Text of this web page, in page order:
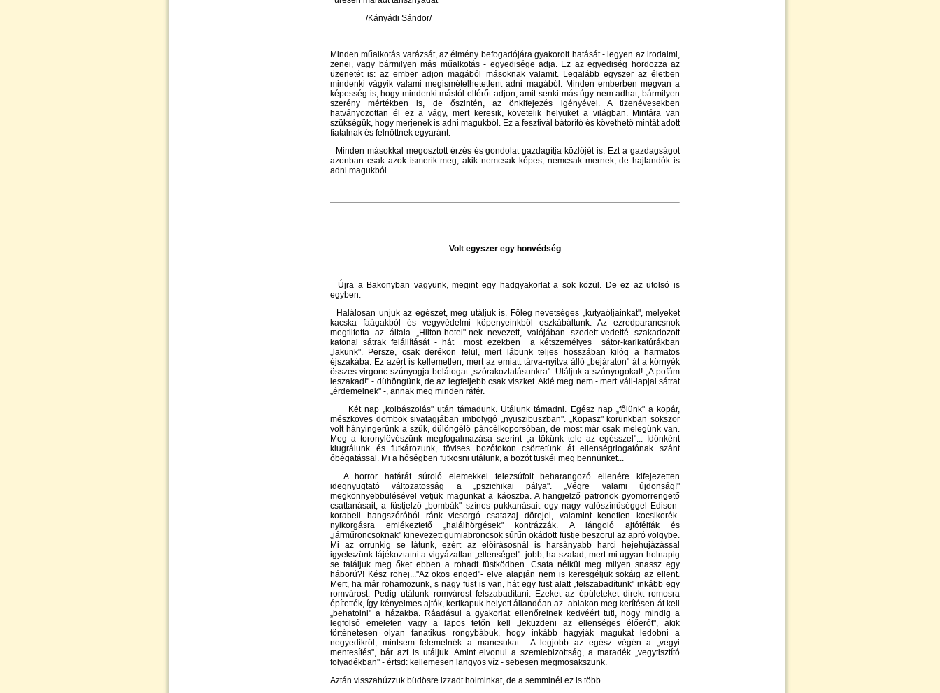
/Kányádi Sándor/
Minden műalkotás varázsát, az élmény befogadójára gyakorolt hatását - legyen az irodalmi,
zenei, vagy bármilyen más műalkotás - egyedisége adja. Ez az egyediség hordozza az
üzenetét is: az ember adjon magából másoknak valamit. Legalább egyszer az életben
mindenki vágyik valami megismételhetetlent adni magából. Minden emberben megvan a
képesség is, hogy mindenki mástól eltérőt adjon, amit senki más úgy nem adhat, bármilyen
szerény mértékben is, de őszintén, az önkifejezés igényével. A tizenévesekben
hatványozottan él ez a vágy, mert keresik, követelik helyüket a világban. Mintára van
szükségük, hogy merjenek is adni magukból. Ez a fesztivál bátorító és követhető mintát adott
fiatalnak és felnőttnek egyaránt.
Minden másokkal megosztott érzés és gondolat gazdagítja közlőjét is. Ezt a gazdagságot
azonban csak azok ismerik meg, akik nemcsak képes, nemcsak mernek, de hajlandók is
adni magukból.
Volt egyszer egy honvédség
Újra a Bakonyban vagyunk, megint egy hadgyakorlat a sok közül. De ez az utolsó is
egyben.
Halálosan unjuk az egészet, meg utáljuk is. Főleg nevetséges „kutyaóljainkat", melyeket
kacska faágakból és vegyvédelmi köpenyeinkből eszkábáltunk. Az ezredparancsnok
megtiltotta az általa „Hilton-hotel"-nek nevezett, valójában szedett-vedetté szakadozott
katonai sátrak felállítását - hát most ezekben a kétszemélyes sátor-karikatúrákban
„lakunk". Persze, csak derékon felül, mert lábunk teljes hosszában kilóg a harmatos
éjszakába. Ez azért is kellemetlen, mert az emiatt tárva-nyitva álló „bejáraton" át a környék
összes virgonc szúnyogja belátogat „szórakoztatásunkra". Utáljuk a szúnyogokat! „A pofám
leszakad!" - dühöngünk, de az legfeljebb csak viszket. Akié meg nem - mert váll-lapjai sátrat
„érdemelnek" -, annak meg minden ráfér.
Két nap „kolbászolás" után támadunk. Utálunk támadni. Egész nap „főlünk" a kopár,
mészköves dombok sivatagjában imbolygó „nyuszibuszban". „Kopasz" korunkban sokszor
volt hányingerünk a szűk, dülöngélő páncélkoporsóban, de most már csak melegünk van.
Meg a toronylövészünk megfogalmazása szerint „a tökünk tele az egésszel"... Időnként
kiugrálunk és futkározunk, tövises bozótokon csörtetünk át ellenségriogatónak szánt
óbégatással. Mi a hőségben futkosni utálunk, a bozót tüskéi meg bennünket...
A horror határát súroló elemekkel telezsúfolt beharangozó ellenére kifejezetten
idegnyugtató változatosság a „pszichikai pálya". „Végre valami újdonság!"
megkönnyebbülésével vetjük magunkat a káoszba. A hangjelző patronok gyomorrengető
csattanásait, a füstjelző „bombák" színes pukkanásait egy nagy valószínűséggel Edison-
korabeli hangszóróból ránk vicsorgó csatazaj dörejei, valamint kenetlen kocsikerék-
nyikorgásra emlékeztető „halálhörgések" kontrázzák. A lángoló ajtófélfák és
„járműroncsoknak" kinevezett gumiabroncsok sűrűn okádott füstje beszorul az apró völgybe.
Mi az orrunkig se látunk, ezért az előírásosnál is harsányabb harci hejehujázással
igyekszünk tájékoztatni a vigyázatlan „ellenséget": jobb, ha szalad, mert mi ugyan holnapig
se találjuk meg őket ebben a rohadt füstködben. Csata nélkül meg milyen snassz egy
háború?! Kész röhej..."Az okos enged"- elve alapján nem is keresgéljük sokáig az ellent.
Mert, ha már rohamozunk, s nagy füst is van, hát egy füst alatt „felszabadítunk" inkább egy
romvárost. Pedig utálunk romvárost felszabadítani. Ezeket az épületeket direkt romosra
építették, így kényelmes ajtók, kertkapuk helyett állandóan az ablakon meg kerítésen át kell
„behatolni" a házakba. Ráadásul a gyakorlat ellenőreinek kedvéért tuti, hogy mindig a
legfölső emeleten vagy a lapos tetőn kell „leküzdeni az ellenséges élőerőt", akik
történetesen olyan fanatikus rongybábuk, hogy inkább hagyják magukat ledobni a
negyedikről, mintsem felemelnék a mancsukat... A legjobb az egész végén a „vegyi
mentesítés", bár azt is utáljuk. Amint elvonul a szemlebizottság, a maradék „vegytisztító
folyadékban" - értsd: kellemesen langyos víz - sebesen megmosakszunk.
Aztán visszahúzzuk büdösre izzadt holminkat, de a semminél ez is több...